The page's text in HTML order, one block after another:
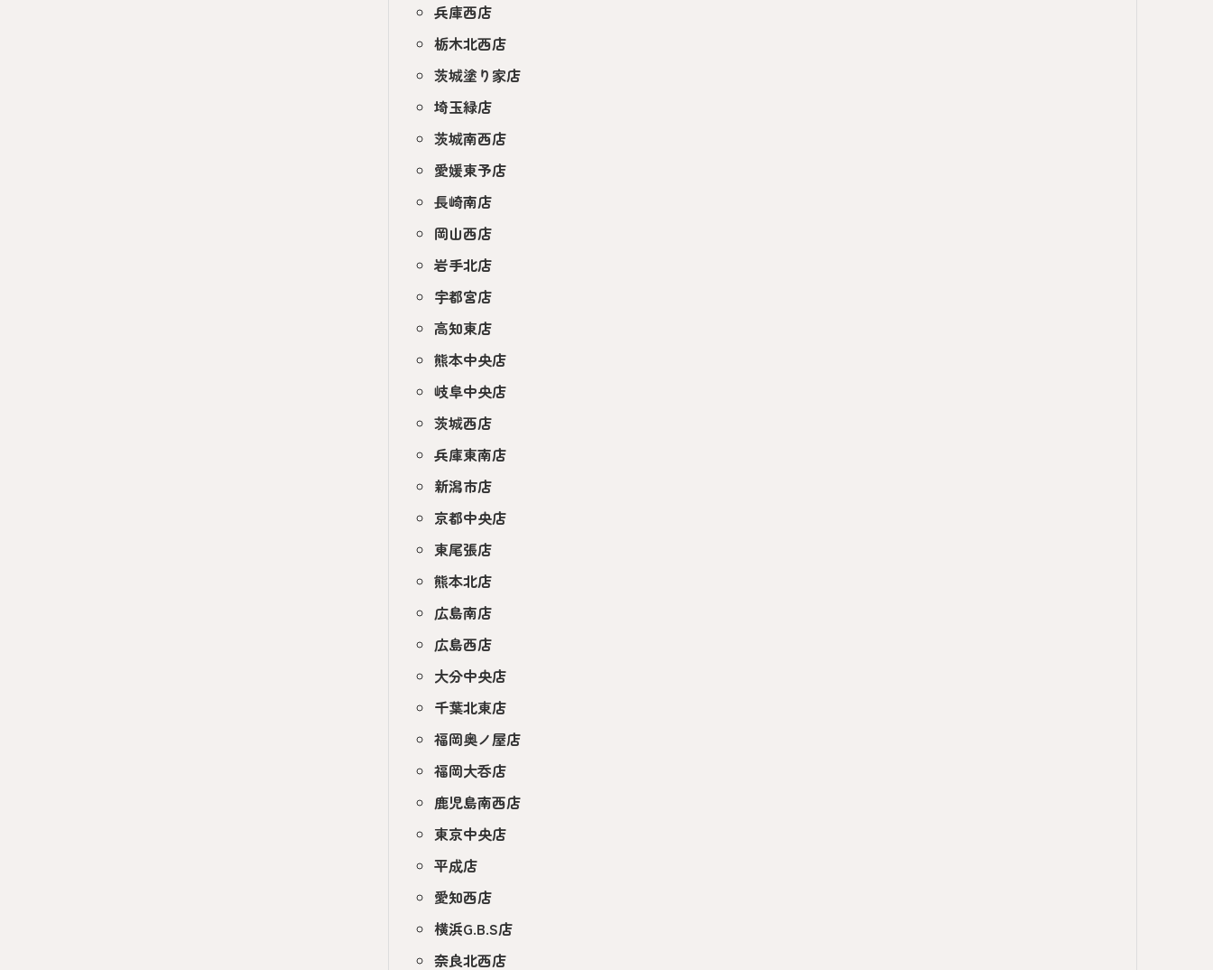
兵庫西店
栃木北西店
茨城塗り家店
埼玉緑店
茨城南西店
愛媛東予店
長崎南店
岡山西店
岩手北店
宇都宮店
高知東店
熊本中央店
岐阜中央店
茨城西店
兵庫東南店
新潟市店
京都中央店
東尾張店
熊本北店
広島南店
広島西店
大分中央店
千葉北東店
福岡奥ノ屋店
福岡大呑店
鹿児島南西店
東京中央店
平成店
愛知西店
横浜G.B.S店
奈良北西店